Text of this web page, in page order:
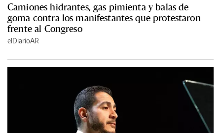
Camiones hidrantes, gas pimienta y balas de
goma contra los manifestantes que protestaron
frente al Congreso
elDiarioAR